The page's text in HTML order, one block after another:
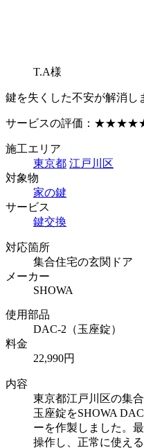
T.A様
鍵を失くした不安が解消し
サービスの評価：
施工エリア
東京都 江戸川区
対象物
家の鍵
サービス
鍵交換
対応箇所
集合住宅の玄関ドア
メーカー
SHOWA
使用部品
DAC-2（玉座錠）
料金
22,990円
内容
東京都江戸川区の集
玉座錠をSHOWA
ーを作製しました。
操作し、正常に使え